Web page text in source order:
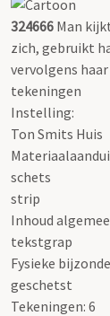
324666 Man
zich, gebruikt
vervolgens
tekeningen
Instelling:
Ton Smits Huis
schets
strip
Inhoud
tekstgrap
Fysieke
geschetst
Tekeningen: 6